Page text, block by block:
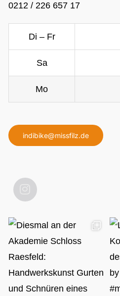
0212 / 226 657 17
Di – Fr
Sa
Mo
indibike@missfilz.de